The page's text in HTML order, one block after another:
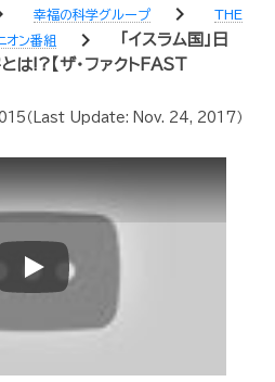
幸福の科学グループ chevron_right
THE
オン番組
chevron_right
「イスラム国」日
は!?【ザ・ファクトFAST
（Last Update: Nov. 24, 2017 ）
Play